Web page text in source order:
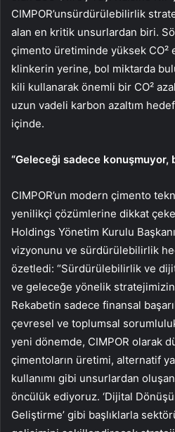
CIMPOR’unsürdürülebilirlik
alan en kritik unsurlardan biri.
çimento üretiminde yüksek CO²
klinkerin yerine, bol miktarda
kili kullanarak önemli bir CO²
uzun vadeli karbon azaltım
içinde.
“Geleceği sadece konuşmuyor,
CIMPOR’un modern çimento
yenilikçi çözümlerine dikkat
Holdings Yönetim Kurulu
vizyonunu ve sürdürülebilirlik
özetledi: “Sürdürülebilirlik ve
ve geleceğe yönelik
Rekabetin sadece finansal
çevresel ve toplumsal
yeni dönemde, CIMPOR olarak
çimentoların üretimi, alternatif
kullanımı gibi unsurlardan
öncülük ediyoruz. ‘Dijital
Geliştirme’ gibi başlıklarla